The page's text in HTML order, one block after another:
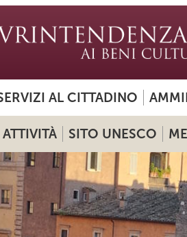
AL CITTADINO
ATTIVITÀ SITO UNESCO